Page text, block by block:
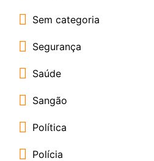
Sem categoria
Segurança
Saúde
Sangão
Política
Polícia